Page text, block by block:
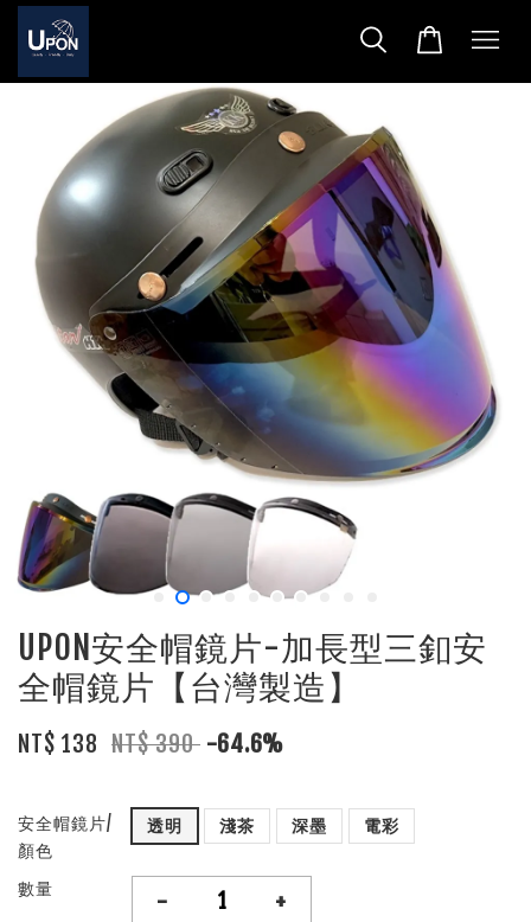
UPON安全帽鏡片-加長型三釦安
全帽鏡片【台灣製造】
NT$ 138 NT$ 390 -64.6%
安全帽鏡片/
顏色
透明 淺茶 深墨 電彩
數量 - +